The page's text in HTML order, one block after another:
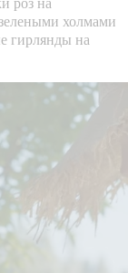
роз на
холмами
гирлянды на